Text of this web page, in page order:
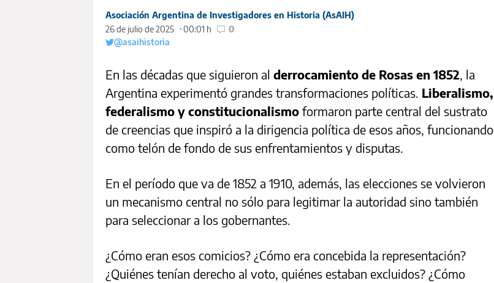
Asociación Argentina de Investigadores en Historia (AsAIH)
26 de julio de 2025
00:01 h
0
@asaihistoria
En las décadas que siguieron al derrocamiento de Rosas en 1852, la
Argentina experimentó grandes transformaciones políticas. Liberalismo,
federalismo y constitucionalismo formaron parte central del sustrato
de creencias que inspiró a la dirigencia política de esos años, funcionando
como telón de fondo de sus enfrentamientos y disputas.
En el período que va de 1852 a 1910, además, las elecciones se volvieron
un mecanismo central no sólo para legitimar la autoridad sino también
para seleccionar a los gobernantes.
¿Cómo eran esos comicios? ¿Cómo era concebida la representación?
¿Quiénes tenían derecho al voto, quiénes estaban excluidos? ¿Cómo